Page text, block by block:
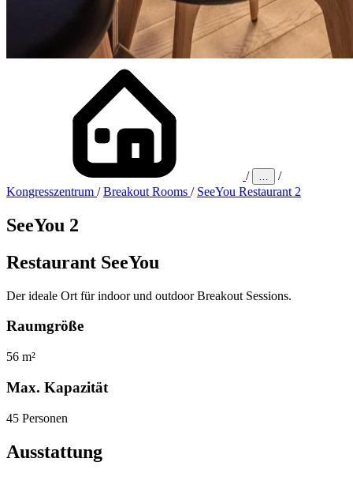
/ …
/
Kongresszentrum / Breakout Rooms / SeeYou Restaurant 2
SeeYou 2
Restaurant SeeYou
Der ideale Ort für indoor und outdoor Breakout Sessions.
Raumgröße
56 m²
Max. Kapazität
45 Personen
Ausstattung